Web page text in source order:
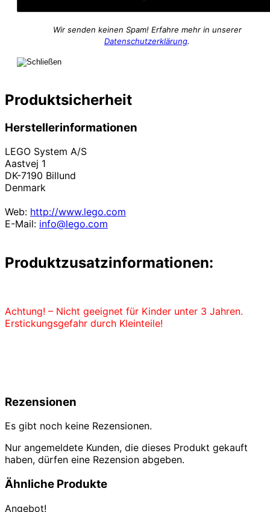
Wir senden keinen Spam! Erfahre mehr in unserer
Datenschutzerklärung.
Produktsicherheit
Herstellerinformationen
LEGO System A/S
Aastvej 1
DK-7190 Billund
Denmark
Web: http://www.lego.com
E-Mail: info@lego.com
Produktzusatzinformationen:
Achtung! – Nicht geeignet für Kinder unter 3 Jahren.
Erstickungsgefahr durch Kleinteile!
Rezensionen
Es gibt noch keine Rezensionen.
Nur angemeldete Kunden, die dieses Produkt gekauft
haben, dürfen eine Rezension abgeben.
Ähnliche Produkte
Angebot!